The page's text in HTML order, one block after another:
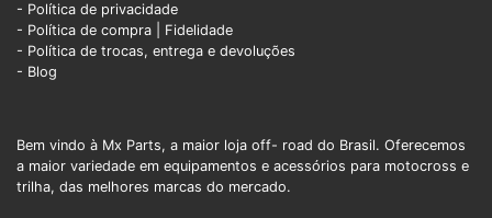
- Política de privacidade
- Política de compra | Fidelidade
- Política de trocas, entrega e devoluções
- Blog
Bem vindo à Mx Parts, a maior loja off- road do Brasil. Oferecemos
a maior variedade em equipamentos e acessórios para motocross e
trilha, das melhores marcas do mercado.